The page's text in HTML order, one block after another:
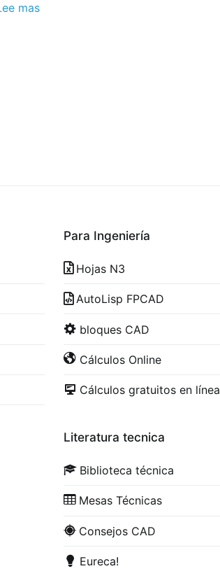
mas
Para Ingeniería
Hojas N3
AutoLisp FPCAD
bloques CAD
Cálculos Online
Cálculos gratuitos en línea
Literatura tecnica
Biblioteca técnica
Mesas Técnicas
Consejos CAD
Eureca!